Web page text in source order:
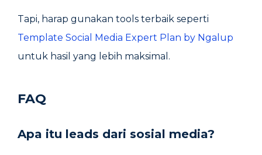
Tapi, harap gunakan tools terbaik seperti
Template Social Media Expert Plan by Ngalup
untuk hasil yang lebih maksimal.
FAQ
Apa itu leads dari sosial media?